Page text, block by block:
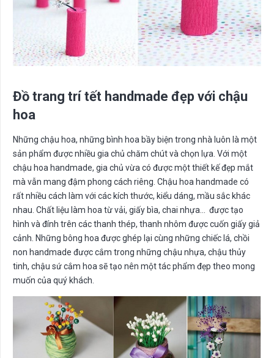
Đồ trang trí tết handmade đẹp với chậu
hoa
Những chậu hoa, những bình hoa bầy biện trong nhà luôn là một
sản phẩm được nhiều gia chủ chăm chút và chọn lựa. Với một
chậu hoa handmade, gia chủ vừa có được một thiết kế đẹp mắt
mà vẫn mang đậm phong cách riêng. Chậu hoa handmade có
rất nhiều cách làm với các kích thước, kiểu dáng, mầu sắc khác
nhau. Chất liệu làm hoa từ vải, giấy bìa, chai nhựa… được tạo
hình và đính trên các thanh thép, thanh nhôm được cuốn giấy giả
cảnh. Những bông hoa được ghép lại cùng những chiếc lá, chồi
non handmade được cắm trong những chậu nhựa, chậu thủy
tinh, chậu sứ cắm hoa sẽ tạo nên một tác phẩm đẹp theo mong
muốn của quý khách.